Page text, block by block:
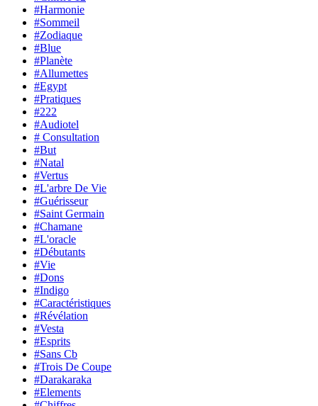
#Harmonie
#Sommeil
#Zodiaque
#Blue
#Planète
#Allumettes
#Egypt
#Pratiques
#222
#Audiotel
# Consultation
#But
#Natal
#Vertus
#L'arbre De Vie
#Guérisseur
#Saint Germain
#Chamane
#L'oracle
#Débutants
#Vie
#Dons
#Indigo
#Caractéristiques
#Révélation
#Vesta
#Esprits
#Sans Cb
#Trois De Coupe
#Darakaraka
#Elements